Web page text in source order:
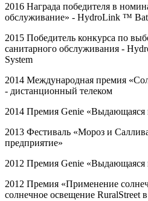
2016 Награда победителя в
обслуживание» - HydroLink ™
2015 Победитель конкурса по
санитарного обслуживания -
System
2014 Международная премия
- дистанционный телеком
2014 Премия Genie «Выдающаяся
2013 Фестиваль «Мороз и
предприятие»
2012 Премия Genie «Выдающаяся
2012 Премия «Применение
солнечное освещение RuralStreet